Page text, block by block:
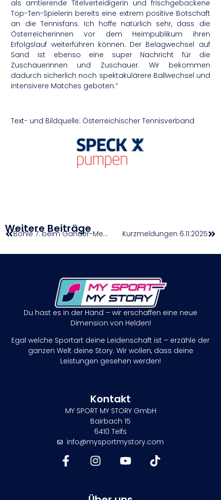
als amtierende Titelverteidigerin und frischgebackene
Top-Ten-Spielerin bereits eine extrem positive Botschaft
an die Tennisfans. Ich hoffe natürlich sehr, dass die
Österreicherinnen vor dem Heimpublikum ihren
Erfolgslauf weiterführen können. Der Belagwechsel auf
Sand ist ebenso eine super Nachricht für die
Zuschauerinnen und Zuschauer. Wir bekommen
dadurch sicherlich noch spektakulärere Ballwechsel und
intensivere Matches geboten.“
Text- und Bildquelle: Österreichischer Tennisverband
Weitere Beiträge Bohle 7. beim Gander-Memorial Kurzmeldungen 6.11.2025
Du hast es in der Hand – wir erschaffen eine neue
Dimension von Helden!
Egal welche Sportart deine Leidenschaft ist – erzähle der
ganzen Welt deine Story. Wir wollen, dass deine
Leistungen gesehen werden!
Kontakt
MY SPORT MY STORY GmbH
Bairbach 15
6410 Telfs
info@mysportmystory.com